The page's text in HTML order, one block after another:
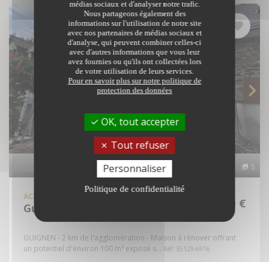
5
ACHAT
Guignen - 35580 101 000 €
GUIGNEN - 2 km de l'agglomération - Maison à rénover offrant
un potentiel d'environ 100 m² exposé s... Réf: 35129-6916
médias sociaux et d'analyser notre trafic.
Nous partageons également des
informations sur l'utilisation de notre site
avec nos partenaires de médias sociaux et
d'analyse, qui peuvent combiner celles-ci
avec d'autres informations que vous leur
avez fournies ou qu'ils ont collectées lors
de votre utilisation de leurs services.
Pour en savoir plus sur notre politique de
protection des données
OK, tout accepter
Tout refuser
Personnaliser
Politique de confidentialité